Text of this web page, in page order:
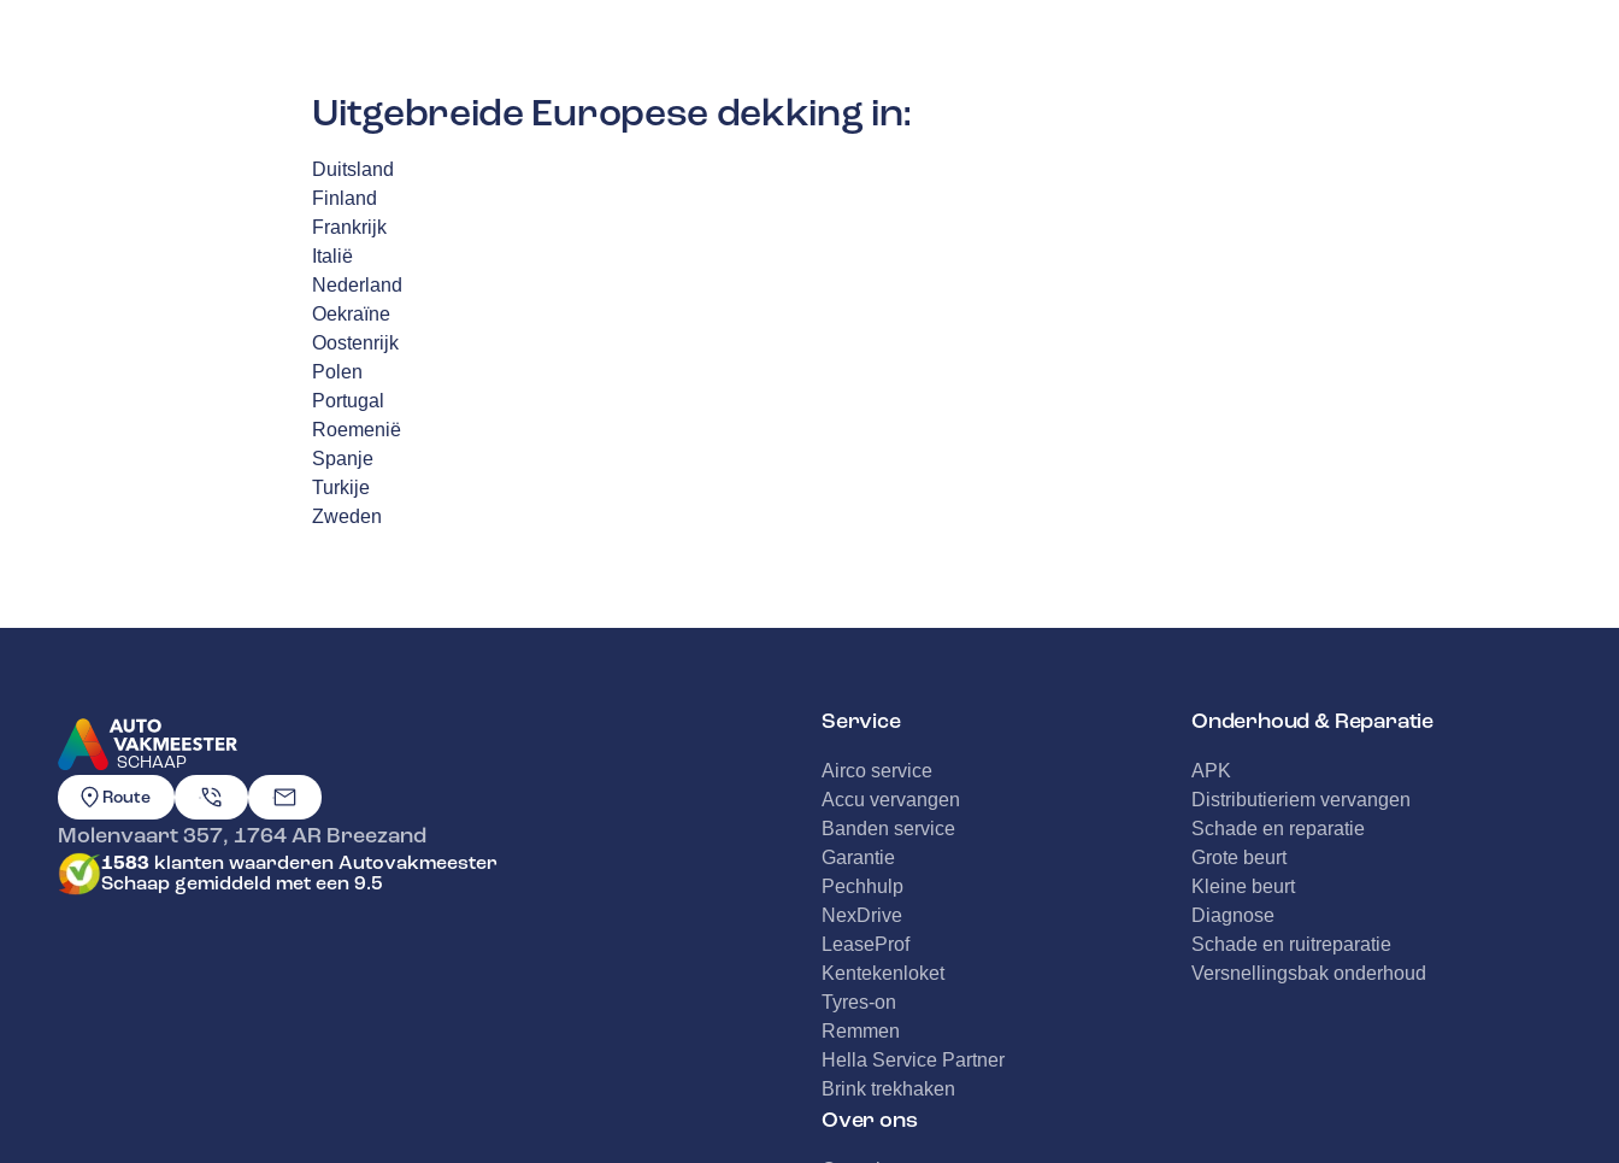
Uitgebreide Europese dekking in:
Duitsland
Finland
Frankrijk
Italië
Nederland
Oekraïne
Oostenrijk
Polen
Portugal
Roemenië
Spanje
Turkije
Zweden
SCHAAP
GA NAAR DE HOMEPAGINA
Route
Molenvaart 357, 1764 AR Breezand
1583 klanten waarderen Autovakmeester
Schaap gemiddeld met een 9.5
Service
Airco service
Accu vervangen
Banden service
Garantie
Pechhulp
NexDrive
LeaseProf
Kentekenloket
Tyres-on
Remmen
Hella Service Partner
Brink trekhaken
Onderhoud & Reparatie
APK
Distributieriem vervangen
Schade en reparatie
Grote beurt
Kleine beurt
Diagnose
Schade en ruitreparatie
Versnellingsbak onderhoud
Over ons